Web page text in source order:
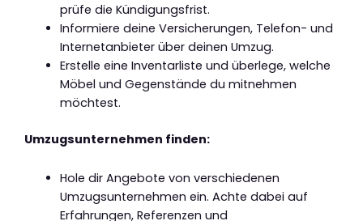
prüfe die Kündigungsfrist.
Informiere deine Versicherungen, Telefon- und
Internetanbieter über deinen Umzug.
Erstelle eine Inventarliste und überlege, welche
Möbel und Gegenstände du mitnehmen
möchtest.
Umzugsunternehmen finden:
Hole dir Angebote von verschiedenen
Umzugsunternehmen ein. Achte dabei auf
Erfahrungen, Referenzen und